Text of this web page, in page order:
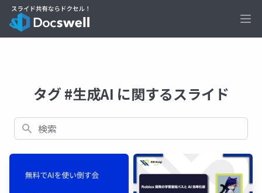
タグ #生成AI に関するスライド
検索